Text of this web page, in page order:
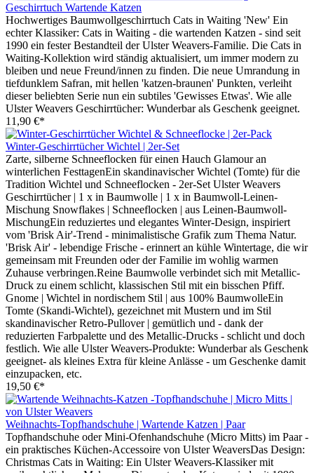
Geschirrtuch Wartende Katzen
Hochwertiges Baumwollgeschirrtuch Cats in Waiting 'New' Ein
echter Klassiker: Cats in Waiting - die wartenden Katzen - sind seit
1990 ein fester Bestandteil der Ulster Weavers-Familie. Die Cats in
Waiting-Kollektion wird ständig aktualisiert, um immer modern zu
bleiben und neue Freund/innen zu finden. Die neue Umrandung in
tiefdunklem Safran, mit hellen 'katzen-braunen' Punkten, verleiht
dieser beliebten Serie nun ein subtiles 'Gewisses Etwas'. Wie alle
Ulster Weavers Geschirrtücher: Wunderbar als Geschenk geeignet.
11,90 €*
Winter-Geschirrtücher Wichtel | 2er-Set
Zarte, silberne Schneeflocken für einen Hauch Glamour an
winterlichen FesttagenEin skandinavischer Wichtel (Tomte) für die
Tradition Wichtel und Schneeflocken - 2er-Set Ulster Weavers
Geschirrtücher | 1 x in Baumwolle | 1 x in Baumwoll-Leinen-
Mischung Snowflakes | Schneeflocken | aus Leinen-Baumwoll-
MischungEin reduziertes und elegantes Winter-Design, inspiriert
vom 'Brisk Air'-Trend - minimalistische Grafik zum Thema Natur.
'Brisk Air' - lebendige Frische - erinnert an kühle Wintertage, die wir
gemeinsam mit Freunden oder der Familie im wohlig warmen
Zuhause verbringen.Reine Baumwolle verbindet sich mit Metallic-
Druck zu einem schlicht, klassischen Stil mit ein bisschen Pfiff.
Gnome | Wichtel in nordischem Stil | aus 100% BaumwolleEin
Tomte (Skandi-Wichtel), gezeichnet mit Mustern und im Stil
skandinavischer Retro-Pullover | gemütlich und - dank der
reduzierten Farbpalette und des Metallic-Drucks - schlicht und doch
festlich. Wie alle Ulster Weavers-Produkte: Wunderbar als Geschenk
geeignet- als kleines Extra für kleine Anlässe - um Geschenke damit
einzupacken, etc.
19,50 €*
Weihnachts-Topfhandschuhe | Wartende Katzen | Paar
Topfhandschuhe oder Mini-Ofenhandschuhe (Micro Mitts) im Paar -
ein praktisches Küchen-Accessoire von Ulster WeaversDas Design:
Christmas Cats in Waiting: Ein Ulster Weavers-Klassiker mit